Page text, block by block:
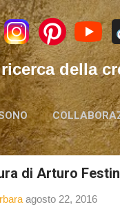
Passa ai contenuti
della
di Arturo
agosto 22, 2016